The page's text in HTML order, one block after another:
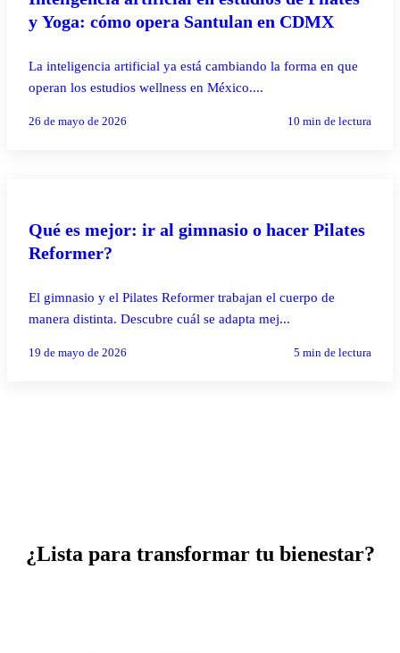
y Yoga: cómo opera Santulan en CDMX
La inteligencia artificial ya está cambiando la forma en que
operan los estudios wellness en México....
26 de mayo de 2026 10 min de lectura
Qué es mejor: ir al gimnasio o hacer Pilates
Reformer?
El gimnasio y el Pilates Reformer trabajan el cuerpo de
manera distinta. Descubre cuál se adapta mej...
19 de mayo de 2026 5 min de lectura
¿Lista para transformar tu bienestar?